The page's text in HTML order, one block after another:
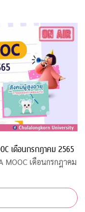
เดือนกรกฎาคม 2565
MOOC เดือนกรกฎาคม